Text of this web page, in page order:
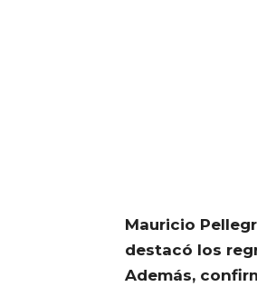
Mauricio
destacó los
Además,